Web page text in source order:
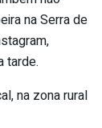
na Serra de
tarde.
na zona rural